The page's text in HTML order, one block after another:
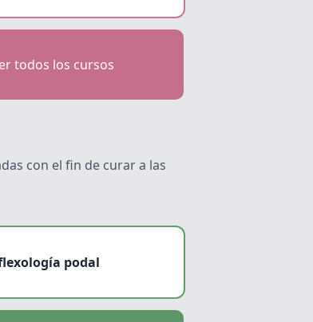
todos los cursos
con el fin de curar a las
podal